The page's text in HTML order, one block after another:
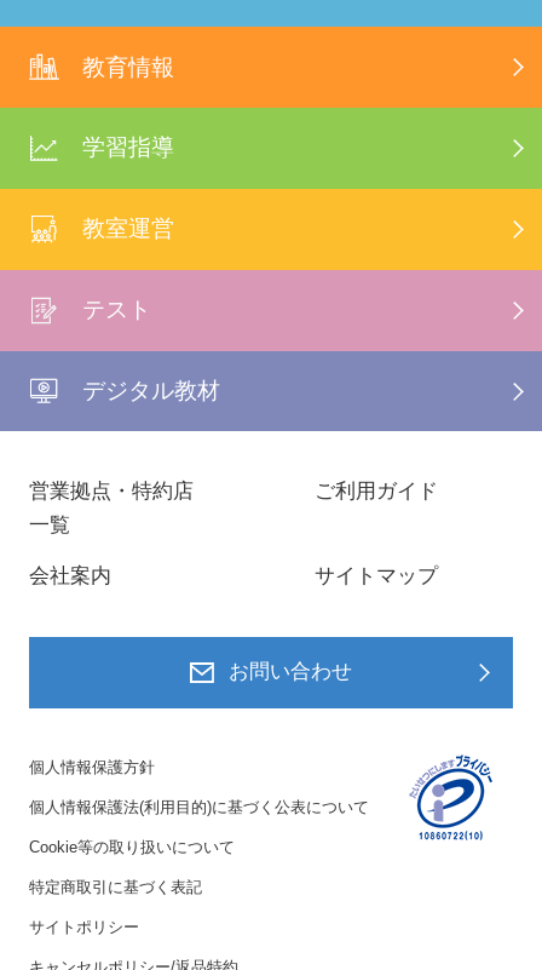
教育情報
学習指導
教室運営
テスト
デジタル教材
営業拠点・特約店
一覧
ご利用ガイド
会社案内 サイトマップ
お問い合わせ
個人情報保護方針
個人情報保護法(利用目的)に基づく公表について
Cookie等の取り扱いについて
特定商取引に基づく表記
サイトポリシー